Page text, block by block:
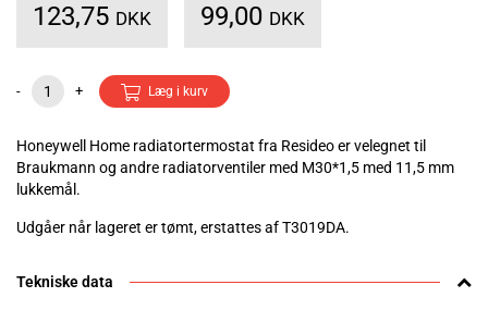
123,75 DKK 99,00 DKK
- + Læg i kurv
Honeywell Home radiatortermostat fra Resideo er velegnet til
Braukmann og andre radiatorventiler med M30*1,5 med 11,5 mm
lukkemål.
Udgåer når lageret er tømt, erstattes af T3019DA.
Tekniske data